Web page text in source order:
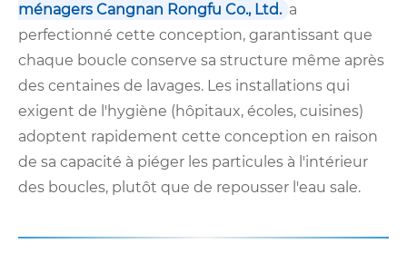
ménagers Cangnan Rongfu Co., Ltd. a
perfectionné cette conception, garantissant que
chaque boucle conserve sa structure même après
des centaines de lavages. Les installations qui
exigent de l'hygiène (hôpitaux, écoles, cuisines)
adoptent rapidement cette conception en raison
de sa capacité à piéger les particules à l'intérieur
des boucles, plutôt que de repousser l'eau sale.